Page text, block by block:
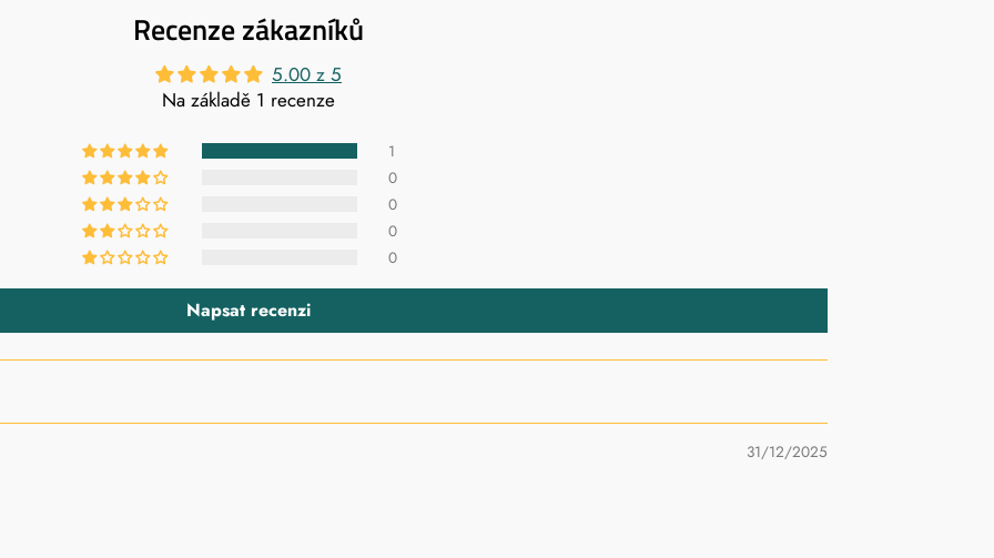
Recenze zákazníků
5.00 z 5
Na základě 1 recenze
1
0
0
0
0
Napsat recenzi
31/12/2025